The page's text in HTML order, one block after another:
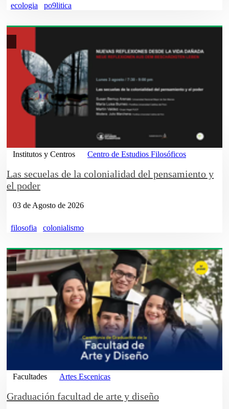
ecologia po9litica
Institutos y Centros Centro de Estudios Filosóficos
Las secuelas de la colonialidad del pensamiento y
el poder
03 de Agosto de 2026
filosofia colonialismo
Facultades Artes Escenicas
Graduación facultad de arte y diseño